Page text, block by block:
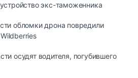
экс-таможенника
обломки дрона повредили
осудят водителя, погубившего